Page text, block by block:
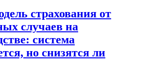
страхования от
случаев на
система
но снизятся ли